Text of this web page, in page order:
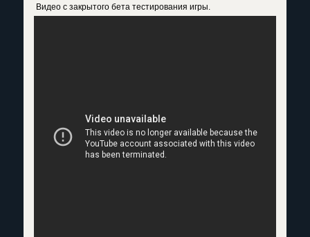
Видео с закрытого бета тестирования игры.